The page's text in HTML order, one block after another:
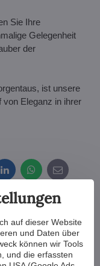
Sie Ihre
Gelegenheit
der
ist unsere
von Eleganz in ihrer
LinkedInWhatsApp
E-
mail
auf dieser Website
und Daten über
können wir Tools
und die erfassten